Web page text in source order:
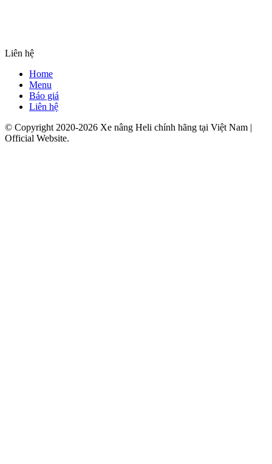
Liên hệ
Home
Menu
Báo giá
Liên hệ
© Copyright 2020-2026 Xe nâng Heli chính hãng tại Việt Nam |
Official Website.